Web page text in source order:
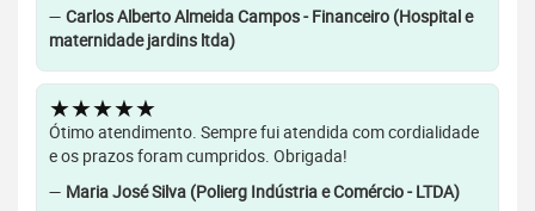
— Carlos Alberto Almeida Campos - Financeiro (Hospital e
maternidade jardins ltda)
★★★★★
Ótimo atendimento. Sempre fui atendida com cordialidade
e os prazos foram cumpridos. Obrigada!
— Maria José Silva (Polierg Indústria e Comércio - LTDA)